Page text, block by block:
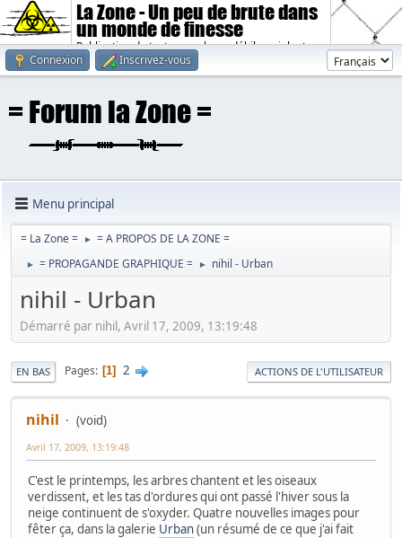
La Zone - Un peu de brute dans
un monde de finesse
Publication de textes sombres, débiles, violents.
Connexion
Inscrivez-vous
Menu principal
= La Zone = ► = A PROPOS DE LA ZONE =
► = PROPAGANDE GRAPHIQUE = ► nihil - Urban
nihil - Urban
Démarré par nihil, Avril 17, 2009, 13:19:48
EN BAS Pages 1 2 ACTIONS DE L'UTILISATEUR
nihil (void)
Avril 17, 2009, 13:19:48
C'est le printemps, les arbres chantent et les oiseaux
verdissent, et les tas d'ordures qui ont passé l'hiver sous la
neige continuent de s'oxyder. Quatre nouvelles images pour
fêter ça, dans la galerie Urban(un résumé de ce que j'ai fait